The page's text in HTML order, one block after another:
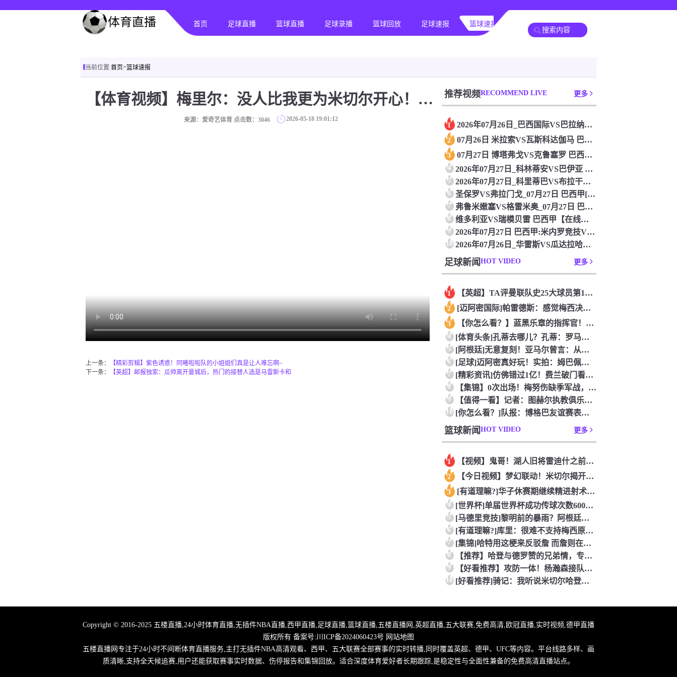
首页 足球直播 篮球直播 足球录播 篮球回放 足球速报 篮球速报 其他赛事
当前位置:首页>篮球速报
【体育视频】梅里尔：没人比我更为米切尔开心！他人特好！在爵士我们就认识！
来源：爱奇艺体育 点击数：3046 2026-05-18 19:01:12
上一条：
【精彩剪辑】紫色诱惑！同曦啦啦队的小姐姐们真是让人难忘啊~
下一条：
【英超】邮报独家：瓜帅离开曼城后，热门的接替人选是马雷斯卡和
推荐视频RECOMMEND LIVE 更多
1 2026年07月26日_巴西国际VS巴拉纳竞技 巴西甲直播
2 07月26日 米拉索VS瓦斯科达伽马 巴西甲[高清直播]
3 07月27日 博塔弗戈VS克鲁塞罗 巴西甲[免费在线直播]
4 2026年07月27日_科林蒂安VS巴伊亚 巴西甲直播 免费
5 2026年07月27日_科里蒂巴VS布拉干RB 巴西甲直播
6 圣保罗VS弗拉门戈_07月27日 巴西甲[高清赛事直播]
7 弗鲁米嫩塞VS格雷米奥_07月27日 巴西甲[在线观看比赛]
8 维多利亚VS瑞模贝雷 巴西甲【在线观看比赛】_2026年07
9 2026年07月27日 巴西甲:米内罗竞技VS帕尔梅拉斯_免
10 2026年07月26日_华雷斯VS瓜达拉哈拉 墨西超直播 在
足球新闻 HOT VIDEO 更多
1 【英超】TA评曼联队史25大球员第12：“巴斯比宝贝”的绝佳
2 [迈阿密国际]帕雷德斯：感觉梅西决定了决赛是国家队最后一战，
3 【你怎么看？】蓝黑乐章的指挥官！优雅的波兰中场节拍器！
4 [体育头条]孔蒂去哪儿？孔蒂：罗马诺你小子给我管住嘴哈！
5 [阿根廷]无意复刻！亚马尔曾言：从没想过成为梅西，也不会穿他
6 [足球]迈阿密真好玩！实拍：姆巴佩和女友被路人拍到在夜店狂欢
7 [精彩资讯]仿佛错过1亿！费兰破门看台的西班牙传奇欢呼，拉莫
8 【集锦】0次出场！梅努伤缺季军战，整届1分钟没踢无缘世界杯首
9 【值得一看】记者：图赫尔执教俱乐部是淘汰赛专家，但在真正压力
10 [你怎么看？]队报：博格巴友谊赛表现不错 戈洛文可能加盟沙特
篮球新闻 HOT VIDEO 更多
1 【视频】鬼哥！湖人旧将雷迪什之前在立陶宛联赛大杀四方
2 【今日视频】梦幻联动！米切尔揭开安东内利的名字贴纸！
3 [有道理嘛?]华子休赛期继续精进射术！5个点位接球三分全部命
4 [世界杯]单届世界杯成功传球次数600+球员：罗德里本届75
5 [马德里竞技]黎明前的暴雨？阿根廷世界杯决赛前最后一堂训练课
6 [有道理嘛?]库里：很难不支持梅西原来库里也是梅西球迷！
7 [集锦]哈特用这梗来反驳詹 而詹则在开玩笑地强调0比3和1比
8 【推荐】哈登与德罗赞的兄弟情，专属硬汉的温情
9 【好看推荐】攻防一体！杨瀚森接队友传球双手大力灌篮&防守端再
10 [好看推荐]骑记：我听说米切尔哈登和詹姆斯保持联系 但招募不
Copyright © 2016-2025 五楼直播,24小时体育直播,无插件NBA直播,西甲直播,足球直播,篮球直播,五楼直播网,英超直播,五大联赛,免费高清,欧冠直播,实时视频,德甲直播
版权所有 备案号:川ICP备2024060423号 网站地图
五楼直播网专注于24小时不间断体育直播服务,主打无插件NBA高清观看、西甲、五大联赛全部赛事的实时转播,同时覆盖英超、德甲、UFC等内容。平台线路多样、画
质清晰,支持全天候追赛,用户还能获取赛事实时数据、伤停报告和集锦回放。适合深度体育爱好者长期跟踪,是稳定性与全面性兼备的免费高清直播站点。